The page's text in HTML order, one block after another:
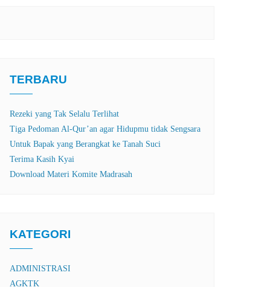
TERBARU
Rezeki yang Tak Selalu Terlihat
Tiga Pedoman Al-Qur’an agar Hidupmu tidak Sengsara
Untuk Bapak yang Berangkat ke Tanah Suci
Terima Kasih Kyai
Download Materi Komite Madrasah
KATEGORI
ADMINISTRASI
AGKTK